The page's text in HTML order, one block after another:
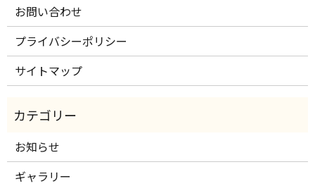
お問い合わせ
プライバシーポリシー
サイトマップ
お知らせ
ギャラリー